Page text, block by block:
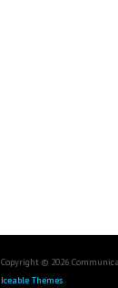
Copyright © 2026
Iceable Themes.